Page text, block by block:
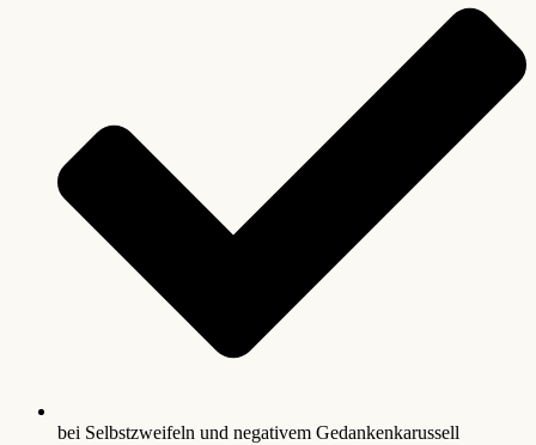
bei Selbstzweifeln und negativem Gedankenkarussell